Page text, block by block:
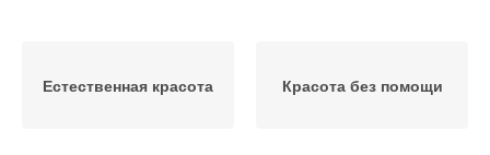
Естественная красота Красота без помощи